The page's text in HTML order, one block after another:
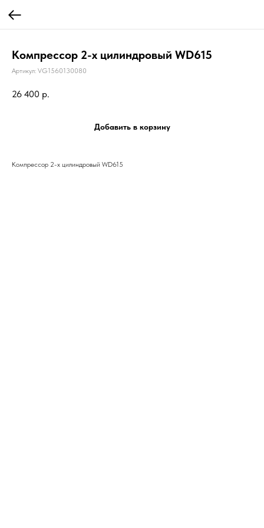
Компрессор 2-х цилиндровый WD615
Артикул: VG1560130080
26 400 р.
Добавить в корзину
Компрессор 2-х цилиндровый WD615